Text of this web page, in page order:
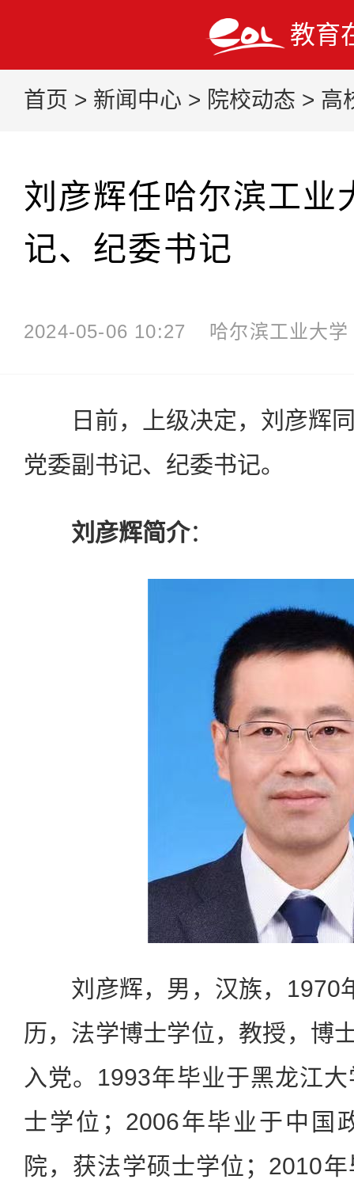
教育
首页 > 新闻中心 > 院校动态 > 高
刘彦辉任哈尔滨工业
记、纪委书记
2024-05-06 10:27 哈尔滨工业大学
日前，上级决定，刘彦辉同
党委副书记、纪委书记。
刘彦辉简介：
刘彦辉，男，汉族，1970
历，法学博士学位，教授，博
入党。1993年毕业于黑龙江
士学位；2006年毕业于中国
院，获法学硕士学位；2010